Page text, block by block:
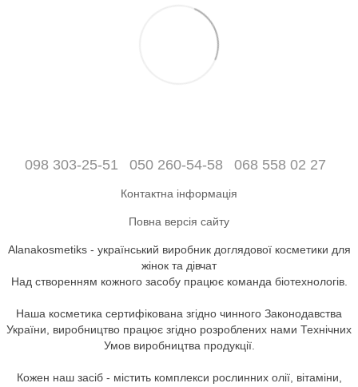
098 303-25-51 050 260-54-58 068 558 02 27
Контактна інформація
Повна версія сайту
Alanakosmetiks - український виробник доглядової косметики для
жінок та дівчат
Над створенням кожного засобу працює команда біотехнологів.
Наша косметика сертифікована згідно чинного Законодавства
України, виробництво працює згідно розроблених нами Технічних
Умов виробництва продукції.
Кожен наш засіб - містить комплекси рослинних олії, вітаміни,